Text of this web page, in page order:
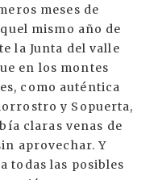
meses de
mismo año de
la Junta del valle
en los montes
como auténtica
y Sopuerta,
claras venas de
aprovechar. Y
todas las posibles